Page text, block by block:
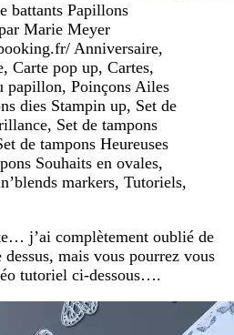
battants Papillons
Marie Meyer
Anniversaire,
Carte pop up, Cartes,
papillon, Poinçons Ailes
dies Stampin up, Set de
Set de tampons
de tampons Heureuses
Souhaits en ovales,
markers, Tutoriels,
j’ai complètement oublié de
mais vous pourrez vous
tutoriel ci-dessous….